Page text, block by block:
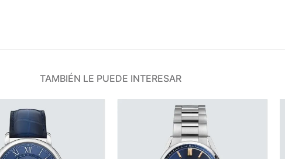
TAMBIÉN LE PUEDE INTERESAR